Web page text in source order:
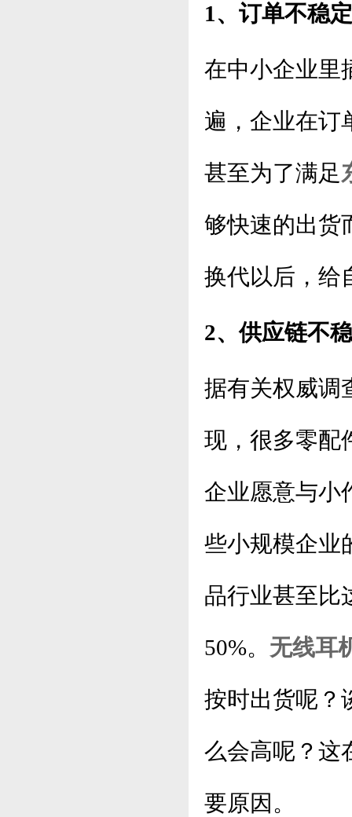
1、订单不稳定
在中小企业里
遍，企业在订
甚至为了满足
够快速的出货
换代以后，给
2、供应链不
据有关权威调
现，很多零配
企业愿意与小
些小规模企业
品行业甚至比
50%。 无线耳
按时出货呢？
么会高呢？这
要原因。